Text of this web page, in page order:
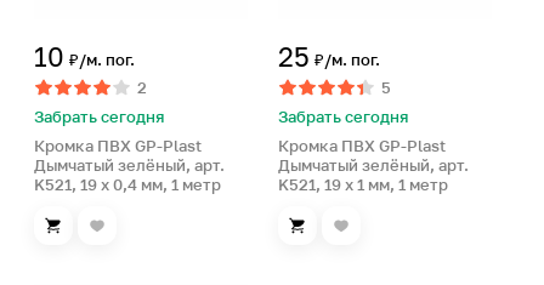
10 ₽/м. пог.
2
Забрать сегодня
Кромка ПВХ GP-Plast
Дымчатый зелёный, арт.
K521, 19 x 0,4 мм, 1 метр
25 ₽/м. пог.
5
Забрать сегодня
Кромка ПВХ GP-Plast
Дымчатый зелёный, арт.
K521, 19 x 1 мм, 1 метр